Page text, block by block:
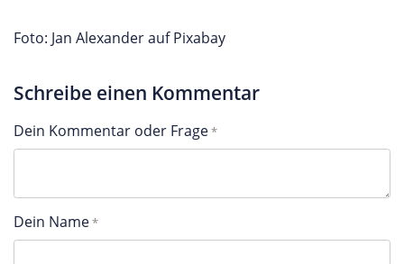
Foto: Jan Alexander auf Pixabay
Schreibe einen Kommentar
Dein Kommentar oder Frage
Dein Name